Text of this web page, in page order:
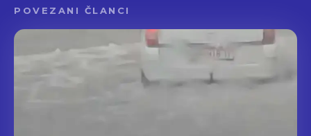
POVEZANI ČLANCI